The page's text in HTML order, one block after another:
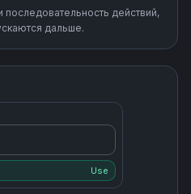
действий,
дальше.
Use